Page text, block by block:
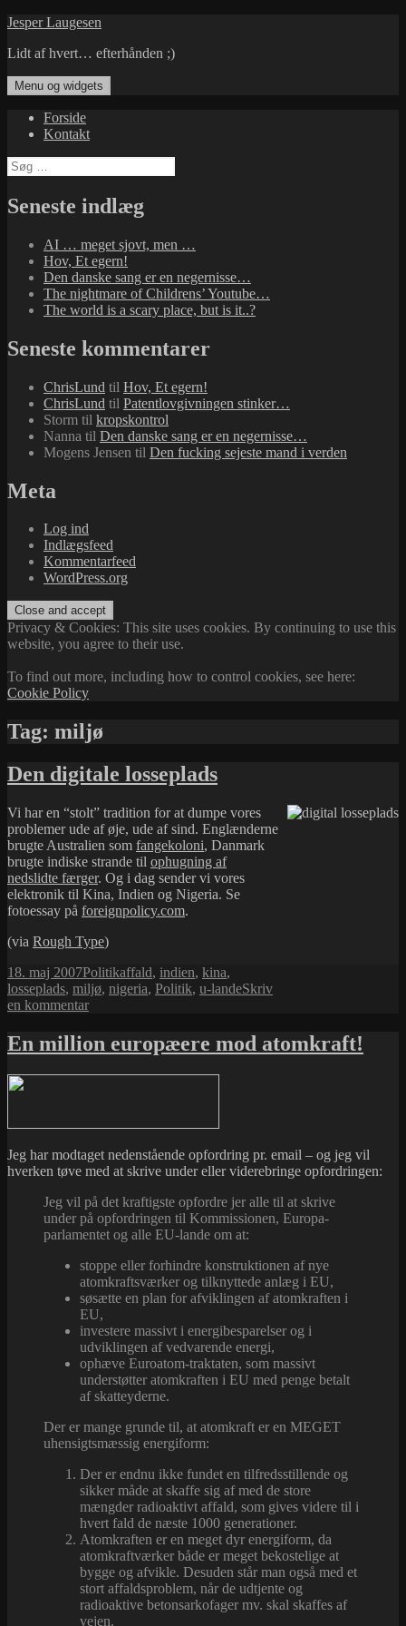
Hop
indhold
Jesper Laugesen
Lidt af hvert… efterhånden ;)
Menu og widgets
Forside
Kontakt
Søg
efter:
Seneste indlæg
AI … meget sjovt, men …
Hov, Et egern!
Den danske sang er en negernisse…
The nightmare of Childrens’ Youtube…
The world is a scary place, but is it..?
Seneste kommentarer
ChrisLund til Hov, Et egern!
ChrisLund til Patentlovgivningen stinker…
Storm til kropskontrol
Nanna til Den danske sang er en negernisse…
Mogens Jensen til Den fucking sejeste mand i verden
Meta
Log ind
Indlægsfeed
Kommentarfeed
WordPress.org
Privacy & Cookies: This site uses cookies. By continuing to use this
website, you agree to their use.
To find out more, including how to control cookies, see here:
Cookie Policy
Tag: miljø
Den digitale losseplads
Vi har en “stolt” tradition for at dumpe vores
problemer ude af øje, ude af sind. Englænderne
brugte Australien som fangekoloni, Danmark
brugte indiske strande til ophugning af
nedslidte færger. Og i dag sender vi vores
elektronik til Kina, Indien og Nigeria. Se
fotoessay på foreignpolicy.com.
(via Rough Type)
Udgivet
i
18. maj 2007Kategorier
PolitikTags
affald, indien, kina,
losseplads, miljø, nigeria, Politik, u-landeSkriv
en kommentartil
losseplads
En million europæere mod atomkraft!
Jeg har modtaget nedenstående opfordring pr. email – og jeg vil
hverken tøve med at skrive under eller viderebringe opfordringen:
Jeg vil på det kraftigste opfordre jer alle til at skrive
under på opfordringen til Kommissionen, Europa-
parlamentet og alle EU-lande om at:
stoppe eller forhindre konstruktionen af nye
atomkraftsværker og tilknyttede anlæg i EU,
søsætte en plan for afviklingen af atomkraften i
EU,
investere massivt i energibesparelser og i
udviklingen af vedvarende energi,
ophæve Euroatom-traktaten, som massivt
understøtter atomkraften i EU med penge betalt
af skatteyderne.
Der er mange grunde til, at atomkraft er en MEGET
uhensigtsmæssig energiform:
Der er endnu ikke fundet en tilfredsstillende og
sikker måde at skaffe sig af med de store
mængder radioaktivt affald, som gives videre til i
hvert fald de næste 1000 generationer.
Atomkraften er en meget dyr energiform, da
atomkraftværker både er meget bekostelige at
bygge og afvikle. Desuden står man også med et
stort affaldsproblem, når de udtjente og
radioaktive betonsarkofager mv. skal skaffes af
vejen.